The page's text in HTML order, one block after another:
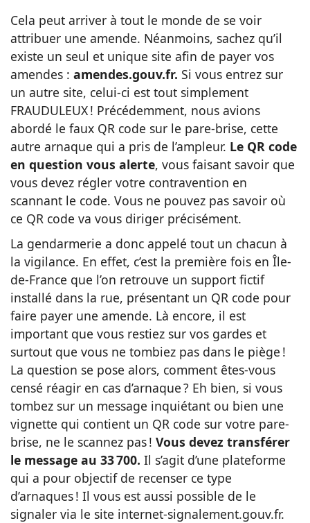
Cela peut arriver à tout le monde de se voir
attribuer une amende. Néanmoins, sachez qu’il
existe un seul et unique site afin de payer vos
amendes : amendes.gouv.fr. Si vous entrez sur
un autre site, celui-ci est tout simplement
FRAUDULEUX ! Précédemment, nous avions
abordé le faux QR code sur le pare-brise, cette
autre arnaque qui a pris de l’ampleur. Le QR code
en question vous alerte, vous faisant savoir que
vous devez régler votre contravention en
scannant le code. Vous ne pouvez pas savoir où
ce QR code va vous diriger précisément.
La gendarmerie a donc appelé tout un chacun à
la vigilance. En effet, c’est la première fois en Île-
de-France que l’on retrouve un support fictif
installé dans la rue, présentant un QR code pour
faire payer une amende. Là encore, il est
important que vous restiez sur vos gardes et
surtout que vous ne tombiez pas dans le piège !
La question se pose alors, comment êtes-vous
censé réagir en cas d’arnaque ? Eh bien, si vous
tombez sur un message inquiétant ou bien une
vignette qui contient un QR code sur votre pare-
brise, ne le scannez pas ! Vous devez transférer
le message au 33 700. Il s’agit d’une plateforme
qui a pour objectif de recenser ce type
d’arnaques ! Il vous est aussi possible de le
signaler via le site internet-signalement.gouv.fr.